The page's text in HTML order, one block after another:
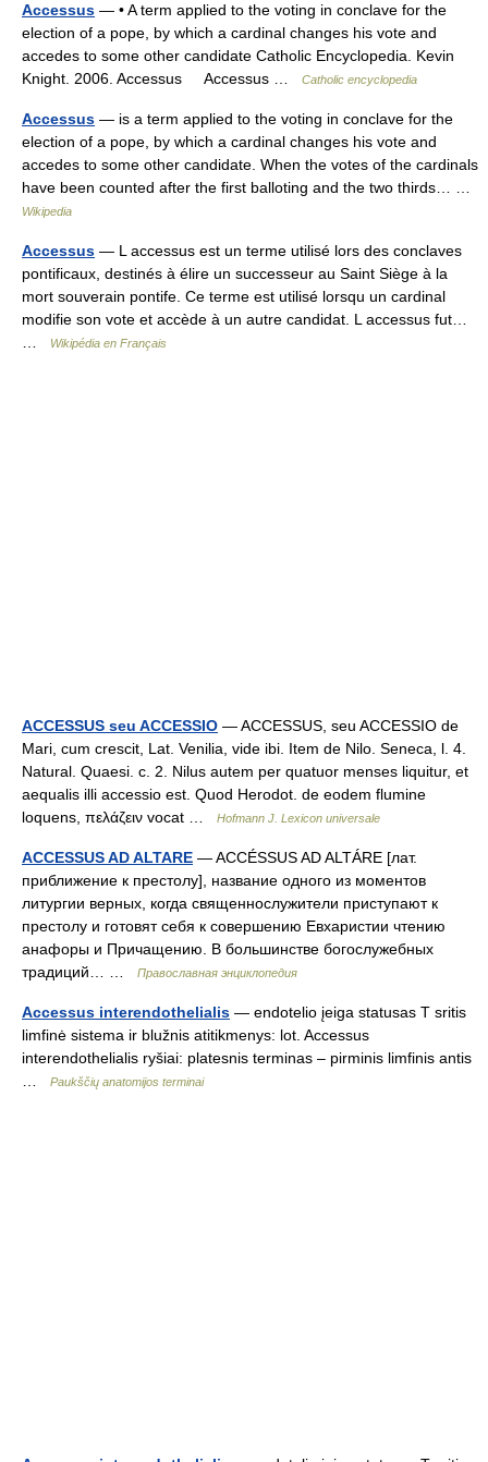
Accessus — • A term applied to the voting in conclave for the
election of a pope, by which a cardinal changes his vote and
accedes to some other candidate Catholic Encyclopedia. Kevin
Knight. 2006. Accessus Accessus …
Catholic encyclopedia
Accessus — is a term applied to the voting in conclave for the
election of a pope, by which a cardinal changes his vote and
accedes to some other candidate. When the votes of the cardinals
have been counted after the first balloting and the two thirds… …
Wikipedia
Accessus — L accessus est un terme utilisé lors des conclaves
pontificaux, destinés à élire un successeur au Saint Siège à la
mort souverain pontife. Ce terme est utilisé lorsqu un cardinal
modifie son vote et accède à un autre candidat. L accessus fut…
Wikipédia en Français
ACCESSUS seu ACCESSIO — ACCESSUS, seu ACCESSIO de
Mari, cum crescit, Lat. Venilia, vide ibi. Item de Nilo. Seneca, l. 4.
Natural. Quaesi. c. 2. Nilus autem per quatuor menses liquitur, et
aequalis illi accessio est. Quod Herodot. de eodem flumine
loquens, πελάζειν vocat …
Hofmann J. Lexicon universale
ACCESSUS AD ALTARE — ACCÉSSUS AD ALTÁRE [лат.
приближение к престолу], название одного из моментов
литургии верных, когда священнослужители приступают к
престолу и готовят себя к совершению Евхаристии чтению
анафоры и Причащению. В большинстве богослужебных
традиций… …
Православная энциклопедия
Accessus interendothelialis — endotelio įeiga statusas T sritis
limfinė sistema ir blužnis atitikmenys: lot. Accessus
interendothelialis ryšiai: platesnis terminas – pirminis limfinis antis
Paukščių anatomijos terminai